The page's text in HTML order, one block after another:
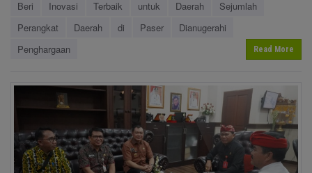
Beri Inovasi Terbaik untuk Daerah
Sejumlah
Perangkat
Daerah di Paser
Dianugerahi
Penghargaan
Read More